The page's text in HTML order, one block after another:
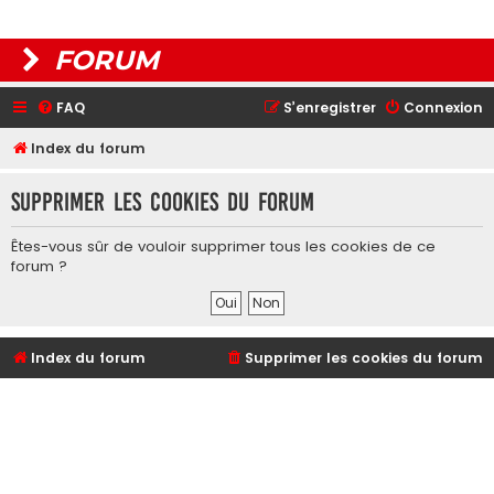
FORUM
FAQ Connexion
S’enregistrer
Index du forum
Supprimer les cookies du forum
Êtes-vous sûr de vouloir supprimer tous les cookies de ce
forum ?
Index du forum Supprimer les cookies du forum